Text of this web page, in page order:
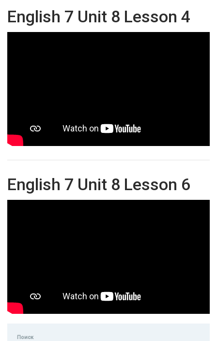
English 7 Unit 8 Lesson 4
English 7 Unit 8 Lesson 6
Поиск